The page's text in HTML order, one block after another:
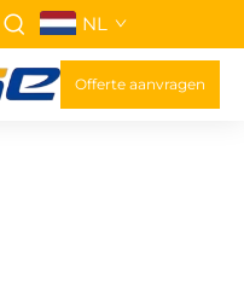
NL
Offerte aanvragen